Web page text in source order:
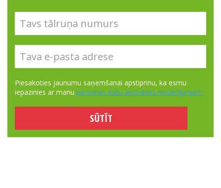
Piesakoties jaunumu saņemšanai apstiprinu, ka esmu
iepazinies ar manu personas datu apstrādes nosacījumiem